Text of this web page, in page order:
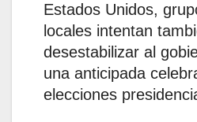
Estados Unidos,
locales intentan
desestabilizar al
una anticipada
elecciones